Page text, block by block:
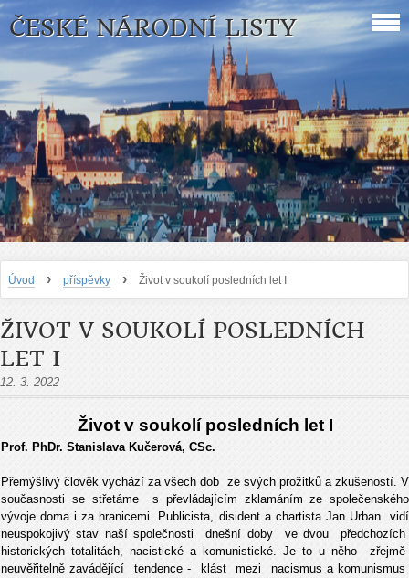
ČESKÉ NÁRODNÍ LISTY
Úvod › příspěvky › Život v soukolí posledních let I
ŽIVOT V SOUKOLÍ POSLEDNÍCH
LET I
12. 3. 2022
Život v soukolí posledních let I
Prof. PhDr. Stanislava Kučerová, CSc.
Přemýšlivý člověk vychází za všech dob ze svých prožitků a zkušeností. V
současnosti se střetáme s převládajícím zklamáním ze společenského
vývoje doma i za hranicemi. Publicista, disident a chartista Jan Urban vidí
neuspokojivý stav naší společnosti dnešní doby ve dvou předchozích
historických totalitách, nacistické a komunistické. Je to u něho zřejmě
neuvěřitelně zavádějící tendence - klást mezi nacismus a komunismus